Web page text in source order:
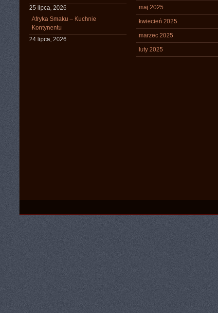
25 lipca, 2026
Afryka Smaku – Kuchnie
Kontynentu
24 lipca, 2026
maj 2025
kwiecień 2025
marzec 2025
luty 2025